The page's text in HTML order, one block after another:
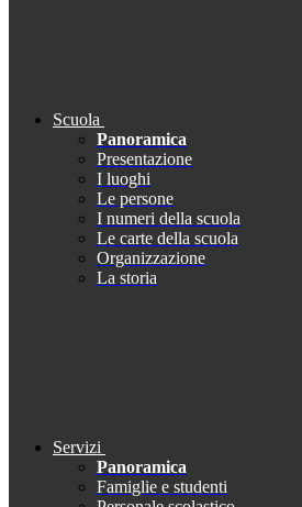
Scuola
Panoramica
Presentazione
I luoghi
Le persone
I numeri della scuola
Le carte della scuola
Organizzazione
La storia
Servizi
Panoramica
Famiglie e studenti